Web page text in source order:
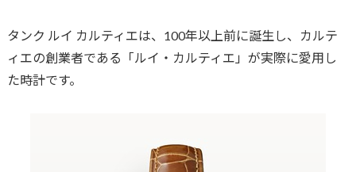
タンク ルイ カルティエは、100年以上前に誕生し、カルテ
ィエの創業者である「ルイ・カルティエ」が実際に愛用し
た時計です。